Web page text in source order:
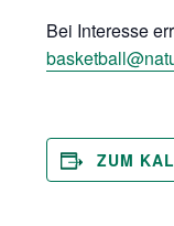
Bei Interesse
ZUM